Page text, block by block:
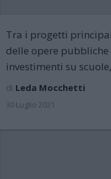
Tra i progetti
delle opere
investimenti su
di Leda Mocchetti
30 Luglio 2021